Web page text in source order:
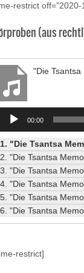
restrict
(aus
"Die
Audio
Player
00:00
1. "Die Tsantsa
2. "Die Tsantsa
3. "Die Tsantsa
4. "Die Tsantsa
5. "Die Tsantsa
6. "Die Tsantsa
restrict]